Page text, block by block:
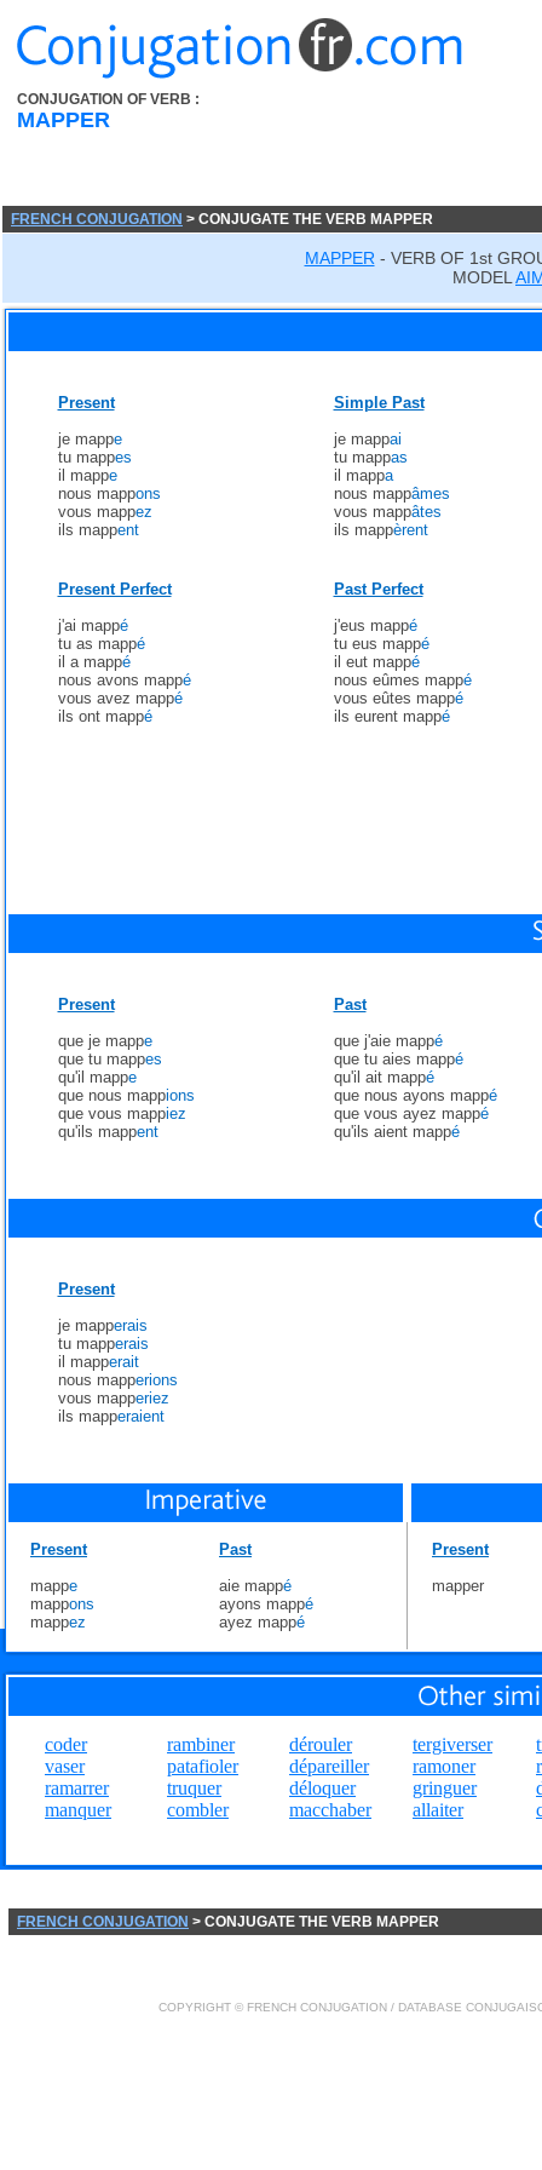
CONJUGATION OF VERB :
MAPPER
FRENCH CONJUGATION > CONJUGATE THE VERB MAPPER
MAPPER - VERB OF 1st
MODEL
Present
je mappe
tu mappes
il mappe
nous mappons
vous mappez
ils mappent
Simple Past
je mappai
tu mappas
il mappa
nous mappâmes
vous mappâtes
ils mappèrent
Present Perfect
j'ai mappé
tu as mappé
il a mappé
nous avons mappé
vous avez mappé
ils ont mappé
Past Perfect
j'eus mappé
tu eus mappé
il eut mappé
nous eûmes mappé
vous eûtes mappé
ils eurent mappé
Present
que je mappe
que tu mappes
qu'il mappe
que nous mappions
que vous mappiez
qu'ils mappent
Past
que j'aie mappé
que tu aies mappé
qu'il ait mappé
que nous ayons mappé
que vous ayez mappé
qu'ils aient mappé
Present
je mapperais
tu mapperais
il mapperait
nous mapperions
vous mapperiez
ils mapperaient
Present
mappe
mappons
mappez
Past
aie mappé
ayons mappé
ayez mappé
Present
mapper
coder
vaser
ramarrer
manquer
rambiner
patafioler
truquer
combler
dérouler
dépareiller
déloquer
macchaber
tergiverser
ramoner
gringuer
allaiter
FRENCH CONJUGATION > CONJUGATE THE VERB MAPPER
COPYRIGHT © FRENCH CONJUGATION / DATABASE